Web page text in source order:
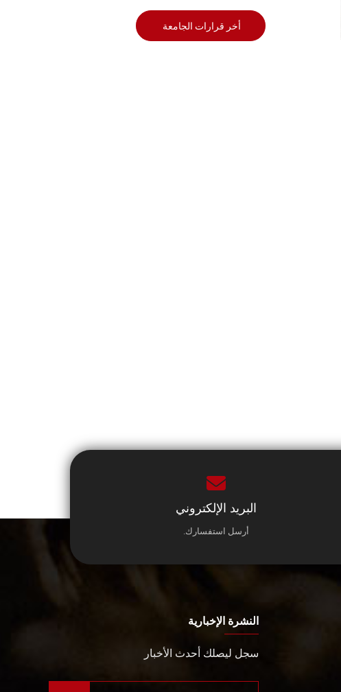
أخر قرارات الجامعة
البريد الإلكتروني
أرسل استفسارك.
النشرة الإخبارية
سجل ليصلك أحدث الأخبار